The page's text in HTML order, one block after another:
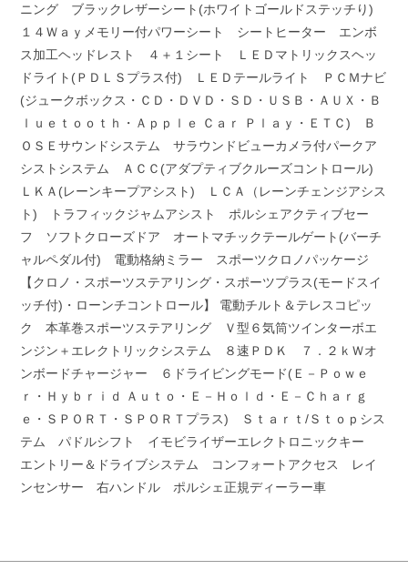
ニング ブラックレザーシート(ホワイトゴールドステッチり)
１４Ｗａｙメモリー付パワーシート シートヒーター エンボ
ス加工ヘッドレスト ４＋１シート ＬＥＤマトリックスヘッ
ドライト(ＰＤＬＳプラス付) ＬＥＤテールライト ＰＣＭナビ
(ジュークボックス・ＣＤ・ＤＶＤ・ＳＤ・ＵＳＢ・ＡＵＸ・Ｂ
ｌｕｅｔｏｏｔｈ・Ａｐｐｌｅ Ｃａｒ Ｐｌａｙ・ＥＴＣ) Ｂ
ＯＳＥサウンドシステム サラウンドビューカメラ付パークア
シストシステム ＡＣＣ(アダプティブクルーズコントロール)
ＬＫＡ(レーンキープアシスト) ＬＣＡ（レーンチェンジアシス
ト) トラフィックジャムアシスト ポルシェアクティブセー
フ ソフトクローズドア オートマチックテールゲート(バーチ
ャルペダル付) 電動格納ミラー スポーツクロノパッケージ
【クロノ・スポーツステアリング・スポーツプラス(モードスイ
ッチ付)・ローンチコントロール】 電動チルト＆テレスコピッ
ク 本革巻スポーツステアリング Ｖ型６気筒ツインターボエ
ンジン＋エレクトリックシステム ８速ＰＤＫ ７．２ｋＷオ
ンボードチャージャー ６ドライビングモード(Ｅ－Ｐｏｗｅ
ｒ・Ｈｙｂｒｉｄ Ａｕｔｏ・Ｅ－Ｈｏｌｄ・Ｅ－Ｃｈａｒｇ
ｅ・ＳＰＯＲＴ・ＳＰＯＲＴプラス) Ｓｔａｒｔ/Ｓｔｏｐシス
テム パドルシフト イモビライザーエレクトロニックキー
エントリー＆ドライブシステム コンフォートアクセス レイ
ンセンサー 右ハンドル ポルシェ正規ディーラー車